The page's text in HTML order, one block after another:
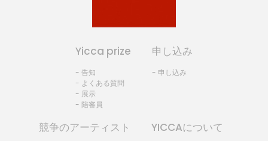
Yicca prize
- 告知
- よくある質問
- 展示
- 陪審員
申し込み
- 申し込み
競争のアーティスト YICCAについて